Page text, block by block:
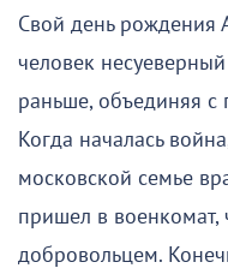
Свой день рождения
человек
раньше, объединяя
Когда началась
московской семье
пришел в военкомат,
добровольцем.